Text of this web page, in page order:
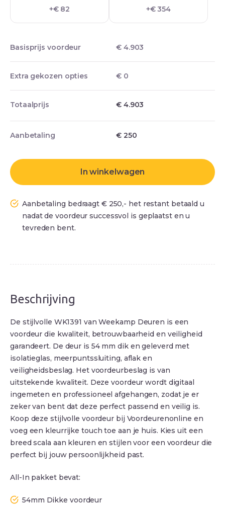
+€ 82 +€ 354
Basisprijs voordeur € 4.903
Extra gekozen opties € 0
Totaalprijs € 4.903
Aanbetaling €250
In winkelwagen
Aanbetaling bedraagt € 250,- het restant betaald u
nadat de voordeur successvol is geplaatst en u
tevreden bent.
Beschrijving
De stijlvolle WK1391 van Weekamp Deuren is een
voordeur die kwaliteit, betrouwbaarheid en veiligheid
garandeert. De deur is 54 mm dik en geleverd met
isolatieglas, meerpuntssluiting, aflak en
veiligheidsbeslag. Het voordeurbeslag is van
uitstekende kwaliteit. Deze voordeur wordt digitaal
ingemeten en professioneel afgehangen, zodat je er
zeker van bent dat deze perfect passend en veilig is.
Koop deze stijlvolle voordeur bij Voordeurenonline en
voeg een kleurrijke touch toe aan je huis. Kies uit een
breed scala aan kleuren en stijlen voor een voordeur die
perfect bij jouw persoonlijkheid past.
All-In pakket bevat:
54mm Dikke voordeur